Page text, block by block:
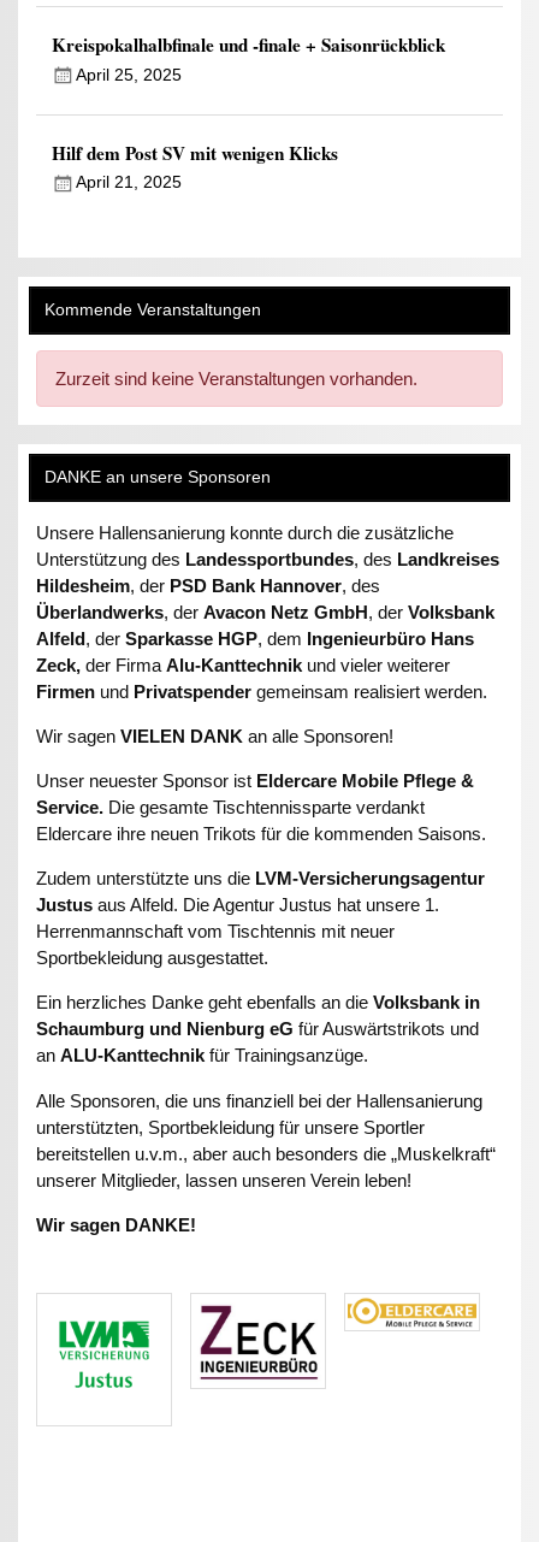
Kreispokalhalbfinale und -finale + Saisonrückblick
April 25, 2025
Hilf dem Post SV mit wenigen Klicks
April 21, 2025
Kommende Veranstaltungen
Zurzeit sind keine Veranstaltungen vorhanden.
DANKE an unsere Sponsoren
Unsere Hallensanierung konnte durch die zusätzliche
Unterstützung des Landessportbundes, des Landkreises
Hildesheim, der PSD Bank Hannover, des
Überlandwerks, derAvacon Netz GmbH, derVolksbank
Alfeld, derSparkasse HGP, dem Ingenieurbüro Hans
Zeck,der FirmaAlu-Kanttechnik und vieler weiterer
Firmen und Privatspender gemeinsam realisiert werden.
Wir sagen VIELEN DANK an alle Sponsoren!
Unser neuester Sponsor ist Eldercare Mobile Pflege &
Service. Die gesamte Tischtennissparte verdankt
Eldercare ihre neuen Trikots für die kommenden Saisons.
Zudem unterstützte uns die LVM-Versicherungsagentur
Justus aus Alfeld. Die Agentur Justus hat unsere 1.
Herrenmannschaft vom Tischtennis mit neuer
Sportbekleidung ausgestattet.
Ein herzliches Danke geht ebenfalls an dieVolksbank in
Schaumburg und Nienburg eG für Auswärtstrikots und
anALU-Kanttechnikfür Trainingsanzüge.
Alle Sponsoren, die uns finanziell bei der Hallensanierung
unterstützten, Sportbekleidung für unsere Sportler
bereitstellen u.v.m., aber auch besonders die „Muskelkraft“
unserer Mitglieder, lassen unseren Verein leben!
Wir sagen DANKE!